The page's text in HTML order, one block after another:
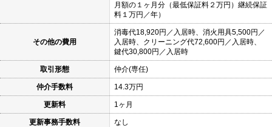
月額の１ヶ月分（最低保証料２万円）継続保証
料１万円／年）
その他の費用
消毒代18,920円／入居時、消火用具5,500円／
入居時、クリーニング代72,600円／入居時、
鍵代30,800円／入居時
取引形態 仲介(専任)
仲介手数料 14.3万円
更新料 1ヶ月
更新事務手数料 なし